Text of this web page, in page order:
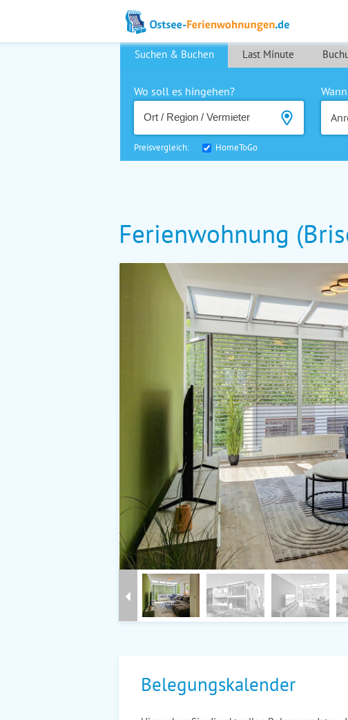
Suchen & Buchen Last Minute
Wo soll es hingehen?
Preisvergleich: HomeToGo
Ferienwohnung
Belegungskalender